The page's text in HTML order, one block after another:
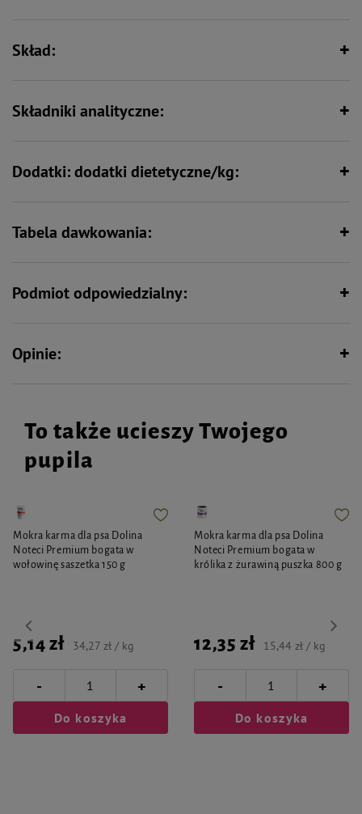
Wspiera odporność
Zawiera zestaw witamin i składników
Skład:
Składniki analityczne:
Dodatki: dodatki dietetyczne/kg:
Tabela dawkowania:
Podmiot odpowiedzialny:
Opinie:
To także ucieszy Twojego
pupila
Mokra karma dla psa Dolina
Noteci Premium bogata w
wołowinę saszetka 150 g
5,14 zł 34,27 zł / kg
- +
Do koszyka
Mokra karma dla psa Dolina
Noteci Premium bogata w
królika z żurawiną puszka 800 g
12,35 zł 15,44 zł / kg
- +
Do koszyka